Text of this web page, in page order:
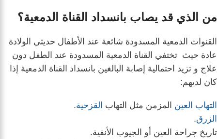
من الذي قد يصاب بانسداد القناة الدمعية؟
القنوات الدمعية المسدودة شائعة عند الأطفال حديثي الولادة
عادة حيث تختفي القناة الدمعية المسدودة عند الطفل دون
علاج و تزيد احتمالية إصابة البالغين بانسداد القناة الدمعية إذا
كان لديهم:
التهاب العين المزمن مثل التهاب القزحية.
الزرق.
تاريخ جراحة العين أو الجيوب الأنفية.